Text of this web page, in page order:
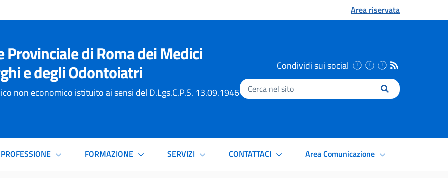
Area riservata
Provinciale di Roma dei Medici
e degli Odontoiatri
non economico istituito ai sensi del D.Lgs.C.P.S. 13.09.1946
Condividi sui social
Inserisci
il
PROFESSIONE
FORMAZIONE SERVIZI CONTATTACI Area Comunicazione